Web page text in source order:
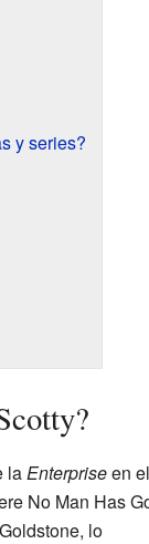
y series?
laEnterpriseen el
No Man Has
lo